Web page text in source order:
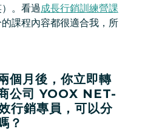
。看過 成長行銷訓練營課
課程內容都很適合我，所
個月後，你立即轉
公司 YOOX NET-
行銷專員，可以分
？